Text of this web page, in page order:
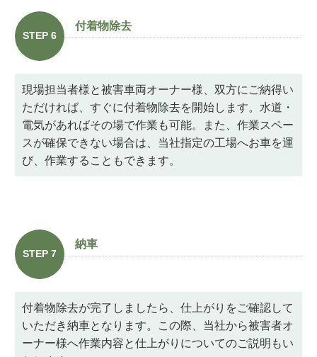
STEP 6
付着物除去
現場担当者様と被害車両オーナー様、双方にご納得い
ただければ、すぐに付着物除去を開始します。水道・
電気があればその場で作業も可能。また、作業スペー
スが確保できない場合は、当社指定の工場へお車を運
び、作業することもできます。
STEP 7
納車
付着物除去が完了しましたら、仕上がりをご確認して
いただき納車となります。この際、当社から被害者オ
ーナー様へ作業内容と仕上がりについてのご説明もい